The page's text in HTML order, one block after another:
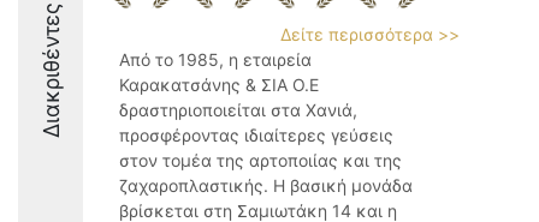
Διακριθέντες
Δείτε περισσότερα >>
Από το 1985, η εταιρεία
Καρακατσάνης & ΣΙΑ Ο.Ε
δραστηριοποιείται στα Χανιά,
προσφέροντας ιδιαίτερες γεύσεις
στον τομέα της αρτοποιίας και της
ζαχαροπλαστικής. Η βασική μονάδα
βρίσκεται στη Σαμιωτάκη 14 και η